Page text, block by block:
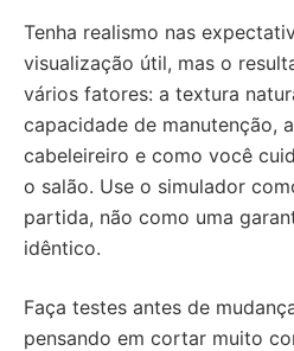
Tenha realismo nas
visualização útil, mas o
vários fatores: a textura
capacidade de manutenção,
cabeleireiro e como você
o salão. Use o simulador
partida, não como uma
idêntico.
Faça testes antes de
pensando em cortar muito